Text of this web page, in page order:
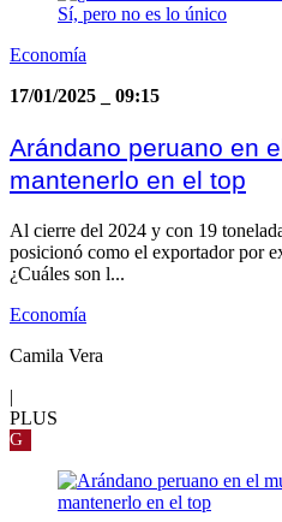
Economía
17/01/2025
09:15
Arándano peruano en
mantenerlo en el top
Al cierre del 2024 y con 19
posicionó como el exportador por
¿Cuáles son l...
Economía
Camila Vera
|
PLUS
G